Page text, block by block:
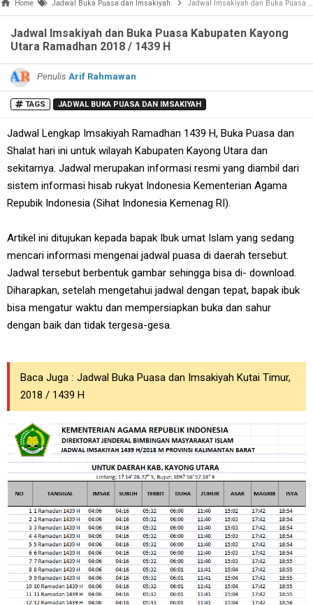
Home Jadwal Buka Puasa dan Imsakiyah Jadwal Imsakiyah dan Buka Puasa Kabupaten Kayong Utara Ramadhan 2018 / 1439 H
Jadwal Imsakiyah dan Buka Puasa Kabupaten Kayong
Utara Ramadhan 2018 / 1439 H
Penulis Arif Rahmawan
TAGS JADWAL BUKA PUASA DAN IMSAKIYAH
Jadwal Lengkap Imsakiyah Ramadhan 1439 H, Buka Puasa dan
Shalat hari ini untuk wilayah Kabupaten Kayong Utara dan
sekitarnya. Jadwal merupakan informasi resmi yang diambil dari
sistem informasi hisab rukyat Indonesia Kementerian Agama
Repubik Indonesia (Sihat Indonesia Kemenag RI).
Artikel ini ditujukan kepada bapak Ibuk umat Islam yang sedang
mencari informasi mengenai jadwal puasa di daerah tersebut.
Jadwal tersebut berbentuk gambar sehingga bisa di- download.
Diharapkan, setelah mengetahui jadwal dengan tepat, bapak ibuk
bisa mengatur waktu dan mempersiapkan buka dan sahur
dengan baik dan tidak tergesa-gesa.
Baca Juga : Jadwal Buka Puasa dan Imsakiyah Kutai Timur,
2018 / 1439 H